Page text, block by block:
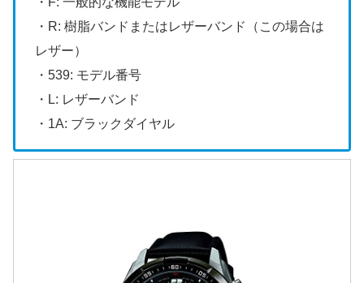
・R: 樹脂バンドまたはレザーバンド（この場合は
レザー）
・539: モデル番号
・L: レザーバンド
・1A: ブラックダイヤル